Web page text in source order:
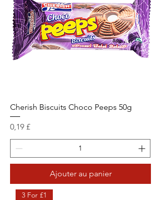
Cherish Biscuits Choco Peeps 50g
Prix
0,19 £
Ajouter au panier
3 For £1